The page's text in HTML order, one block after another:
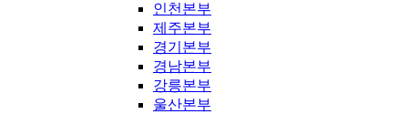
인천본부
제주본부
경기본부
경남본부
강릉본부
울산본부